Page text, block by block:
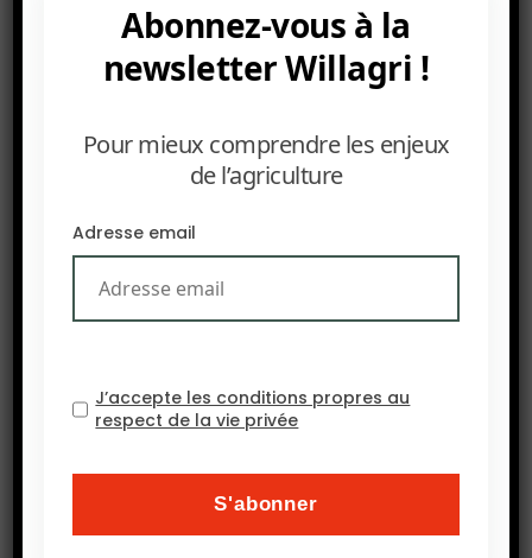
thème : « Transformation agricole, le défi
africain » en Afrique du Nord, de l’Ouest et du
Centre. Plus de 400 professionnels africains, dont
événement. Durant deux jours de débats, il sera
fait un focus particulier sur le financement des
investissements et le partenariat public-privé.
Abonnez-vous à la
newsletter Willagri !
Pour mieux comprendre les enjeux
de l’agriculture
Adresse email
J’accepte les conditions propres au
respect de la vie privée